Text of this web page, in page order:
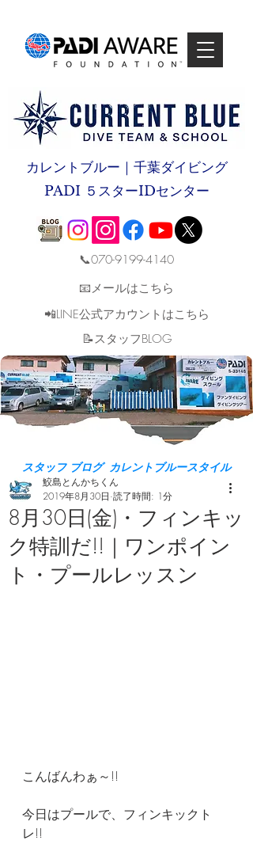
カレントブルー｜千葉ダイビング
PADI ５スターIDセンター
📞070-9199-4140
📧メールはこちら
📲LINE公式アカウントはこちら
​📝スタッフBLOG
スタッフ ブログ カレントブルースタイル
8月30日(金)・フィンキッ
ク特訓だ!!｜ワンポイン
ト・プールレッスン
鮫島とんかちくん
2019年8月30日 読了時間: 1分
こんばんわぁ～!!
今日はプールで、フィンキックト
レ!!